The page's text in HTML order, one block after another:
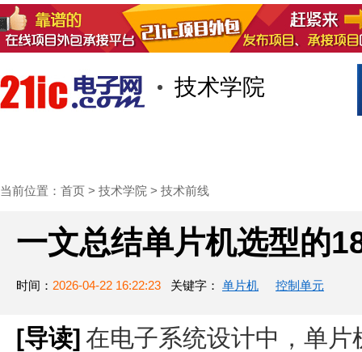
技术学院
当前位置： 首页 > 技术学院 > 技术前线
一文总结单片机选型的
时间： 2026-04-22 16:22:23 关键字： 单片机 控制单元
[导读] 在电子系统设计中，单